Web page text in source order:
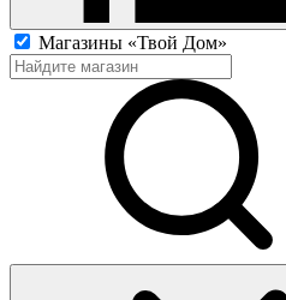
Магазины «Твой Дом»